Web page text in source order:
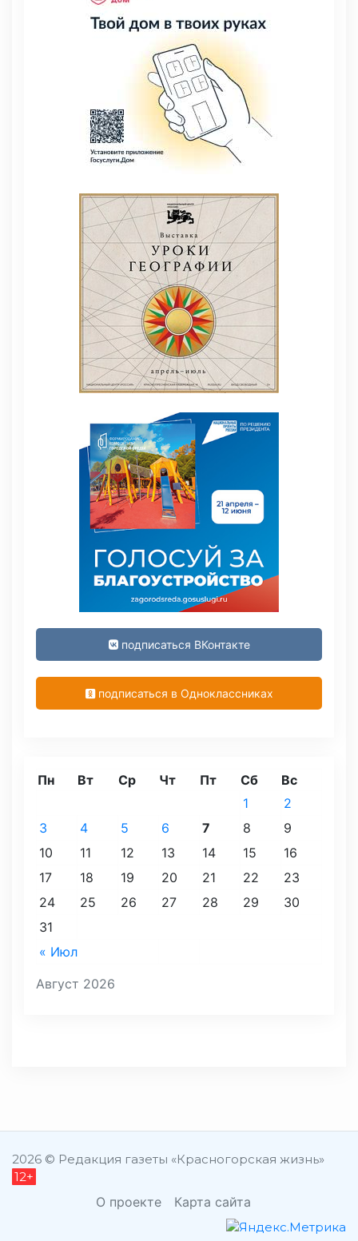
подписаться ВКонтакте
подписаться в Одноклассниках
Август 2026
Пн Вт Ср Чт Пт Сб Вс
« Июл
1
2
3
4 5 6 7 8
9
10
11 12 13 14 15
16
17
18 19 20 21 22
23
24
25 26 27 28 29
30
31
2026 © Редакция газеты «Красногорская жизнь»
12+
О проекте Карта сайта